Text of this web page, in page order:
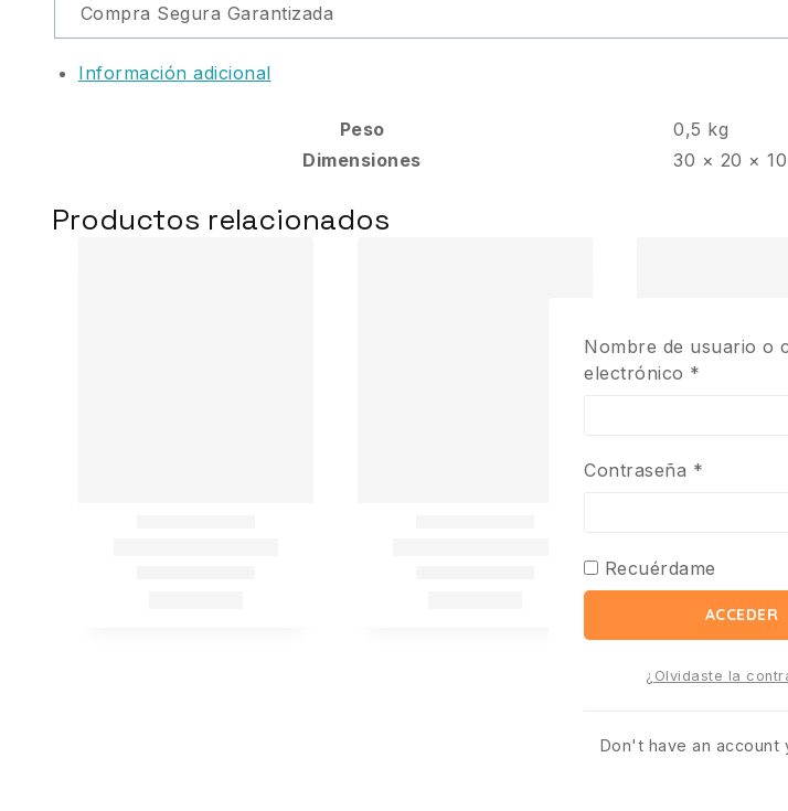
Compra Segura Garantizada
Información adicional
Peso
0,5 kg
Dimensiones
30 × 20 ×
Productos relacionados
Nombre de usuario o
electrónico *
Contraseña *
Recuérdame
ACCEDER
¿Olvidaste la
Don't have an account